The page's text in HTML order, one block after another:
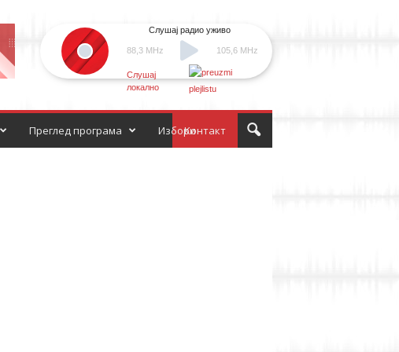
88,3 MHz
Слушај радио уживо
105,6 MHz
Слушај
локално
Контакт
Преглед програма Избори